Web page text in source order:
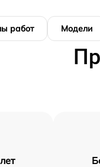
работ Модели